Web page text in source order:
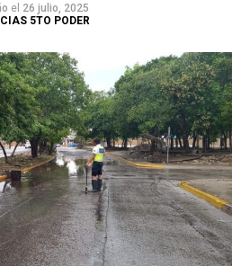
el 26 julio, 2025
5TO PODER